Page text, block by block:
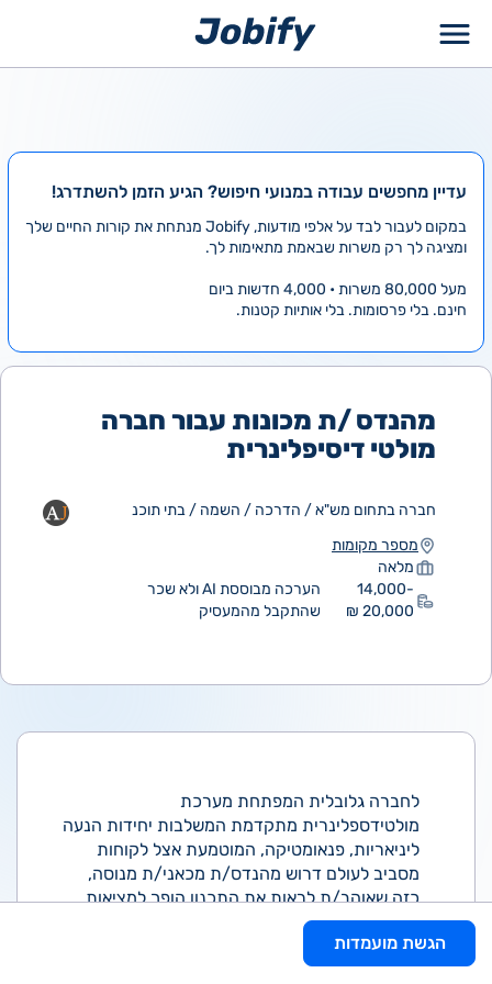
עדיין מחפשים עבודה במנועי חיפוש? הגיע הזמן להשתדרג!
במקום לעבור לבד על אלפי מודעות, Jobify מנתחת את קורות החיים שלך
ומציגה לך רק משרות שבאמת מתאימות לך.
מעל 80,000 משרות • 4,000 חדשות ביום
חינם. בלי פרסומות. בלי אותיות קטנות.
מהנדס /ת מכונות עבור חברה
מולטי דיסיפלינרית
חברה בתחום מש"א / הדרכה / השמה / בתי תוכנ
מספר מקומות
מלאה
14,000-
20,000 ₪
הערכה מבוססת AI ולא שכר
שהתקבל מהמעסיק
לחברה גלובלית המפתחת מערכת
מולטידספלינרית מתקדמת המשלבות יחידות הנעה
ליניאריות, פנאומטיקה, המוטמעת אצל לקוחות
מסביב לעולם דרוש מהנדס/ת מכאני/ת מנוסה,
כזה שאוהב/ת לראות את התכנון הופך למציאות
בשטח, ומעוניין להצטרף לנבחרת המכאנית שלנו.
מה תעשה/י אצלנו?
תכנון מכאני מקצה לקצה של מערכות ומכלולים
הגשת מועמדות